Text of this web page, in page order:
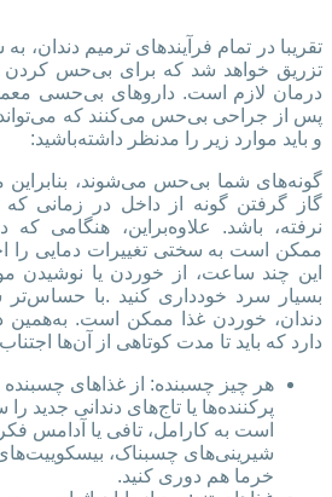
تقریبا در تمام فرآیندهای ترمیم
تزریق خواهد شد که برای بی‌حس کردن
درمان لازم است. داروهای بی‌حسی
پس از جراحی بی‌حس می‌کنند که می‌تواند
و باید موارد زیر را مدنظر داشته‌باشید:
گونه‌های شما بی‌حس می‌شوند،
گاز گرفتن گونه از داخل در زمانی
نرفته، باشد. علاوه‌براین، هنگامی
ممکن است به سختی تغییرات دمایی را
این چند ساعت، از خوردن یا نوشیدن
بسیار سرد خودداری کنید .با
دندان، خوردن غذا ممکن است. به‌همین
دارد که باید تا مدت کوتاهی از آن‌ها
هر چیز چسبنده: از غذاهای چسبنده
پرکننده‌ها یا تاج‌های دندانی جدید
است به کارامل، تافی یا آدامس فکر
شیرینی‌های چسبناک،
خرما هم دوری کنید.